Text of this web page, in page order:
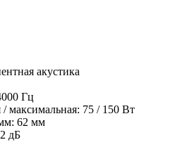
акустика
Гц
максимальная: 75 / 150 Вт
62 мм
дБ